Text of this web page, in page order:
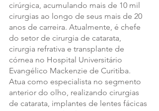
cirúrgica, acumulando mais de 10 mil
cirurgias ao longo de seus mais de 20
anos de carreira. Atualmente, é chefe
do setor de cirurgia de catarata,
cirurgia refrativa e transplante de
córnea no Hospital Universitário
Evangélico Mackenzie de Curitiba.
Atua como especialista no segmento
anterior do olho, realizando cirurgias
de catarata, implantes de lentes fácicas